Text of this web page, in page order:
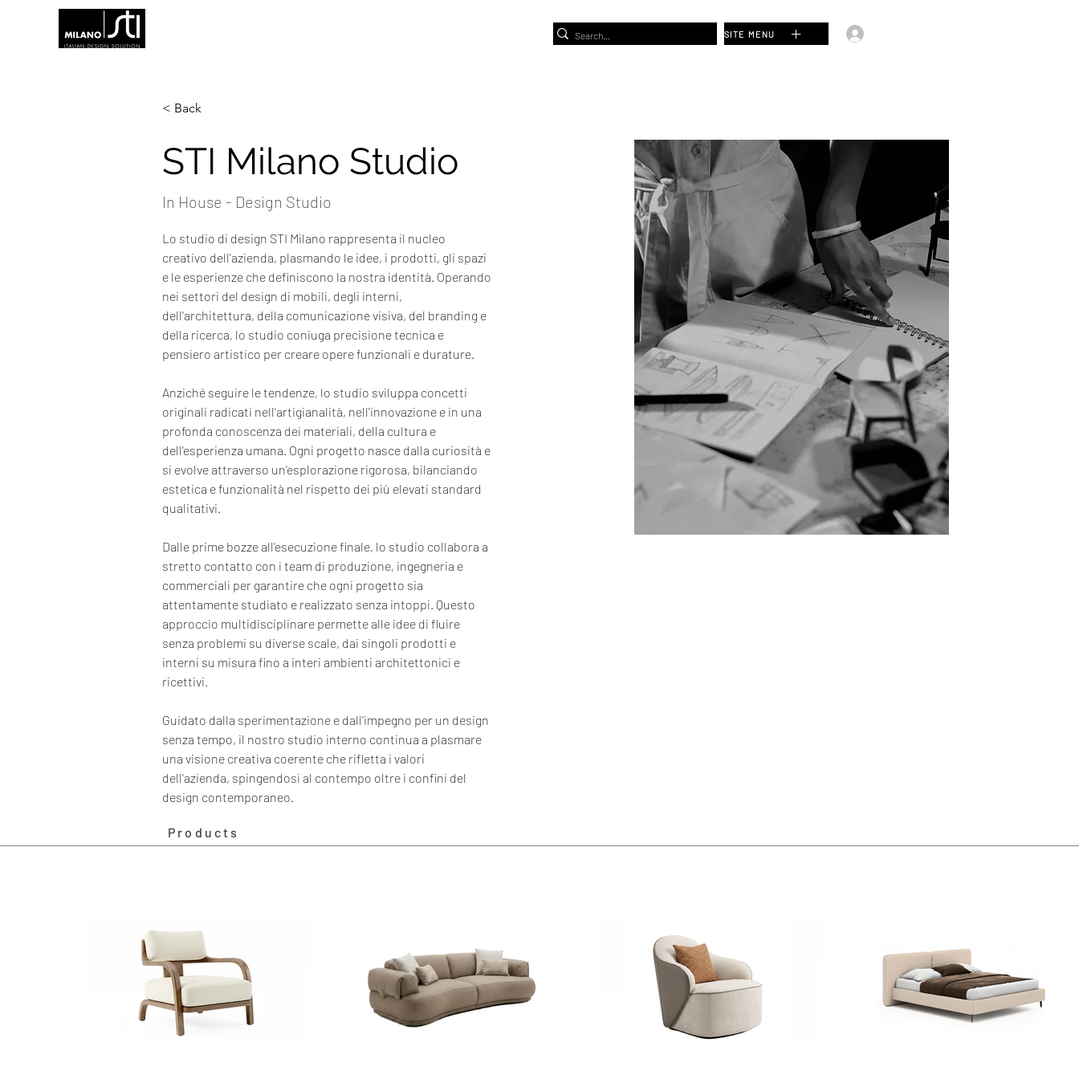
SITE MENU
< Back
STI Milano Studio
In House - Design Studio
Lo studio di design STI Milano rappresenta il nucleo
creativo dell'azienda, plasmando le idee, i prodotti, gli spazi
e le esperienze che definiscono la nostra identità. Operando
nei settori del design di mobili, degli interni,
dell'architettura, della comunicazione visiva, del branding e
della ricerca, lo studio coniuga precisione tecnica e
pensiero artistico per creare opere funzionali e durature.
Anziché seguire le tendenze, lo studio sviluppa concetti
originali radicati nell'artigianalità, nell'innovazione e in una
profonda conoscenza dei materiali, della cultura e
dell'esperienza umana. Ogni progetto nasce dalla curiosità e
si evolve attraverso un'esplorazione rigorosa, bilanciando
estetica e funzionalità nel rispetto dei più elevati standard
qualitativi.
Dalle prime bozze all'esecuzione finale, lo studio collabora a
stretto contatto con i team di produzione, ingegneria e
commerciali per garantire che ogni progetto sia
attentamente studiato e realizzato senza intoppi. Questo
approccio multidisciplinare permette alle idee di fluire
senza problemi su diverse scale, dai singoli prodotti e
interni su misura fino a interi ambienti architettonici e
ricettivi.
Guidato dalla sperimentazione e dall'impegno per un design
senza tempo, il nostro studio interno continua a plasmare
una visione creativa coerente che rifletta i valori
dell'azienda, spingendosi al contempo oltre i confini del
design contemporaneo.
Products